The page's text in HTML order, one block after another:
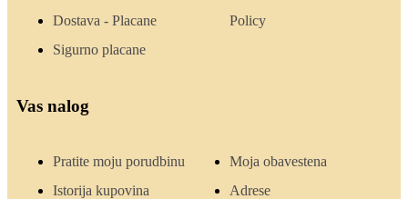
Dostava - Placane
Sigurno placane
Policy
Vas nalog
Pratite moju porudbinu
Istorija kupovina
Moja obavestena
Adrese